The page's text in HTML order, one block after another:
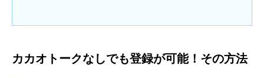
カカオトークなしでも登録が可能！その方法